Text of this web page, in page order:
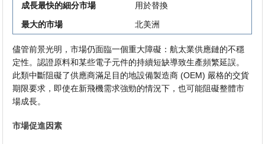
成長最快的細分市場
用於替換
最大的市場
北美洲
儘管前景光明，市場仍面臨一個重大障礙：航太業供應鏈的不穩
定性。認證原料和某些電子元件的持續短缺導致生產頻繁延誤。
此類中斷阻礙了供應商滿足目的地設備製造商 (OEM) 嚴格的交貨
期限要求，即使在新飛機需求強勁的情況下，也可能阻礙整體市
場成長。
市場促進因素